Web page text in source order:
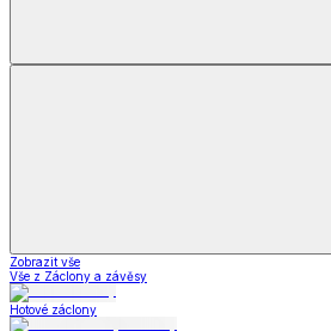
Zobrazit vše
Vše z Záclony a závěsy
Hotové záclony